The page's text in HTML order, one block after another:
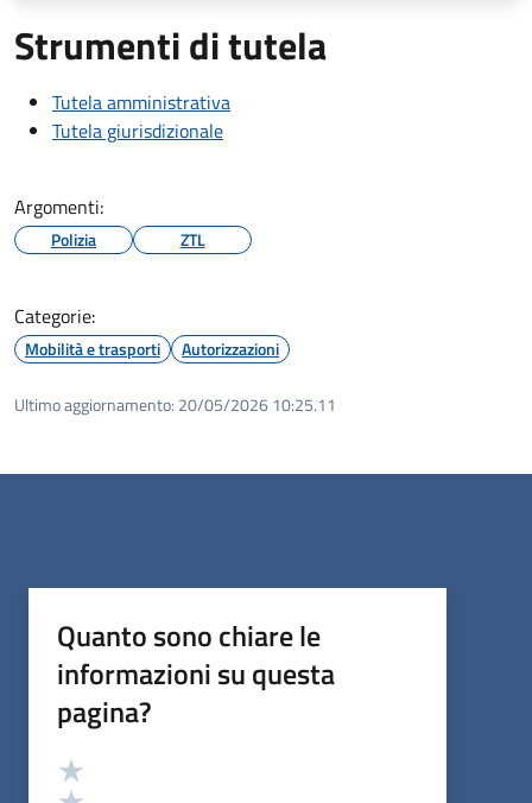
Strumenti di tutela
Tutela amministrativa
Tutela giurisdizionale
Argomenti:
Polizia ZTL
Categorie:
Mobilità e trasporti Autorizzazioni
Ultimo aggiornamento: 20/05/2026 10:25.11
Quanto sono chiare le
informazioni su questa
pagina?
Valutazione